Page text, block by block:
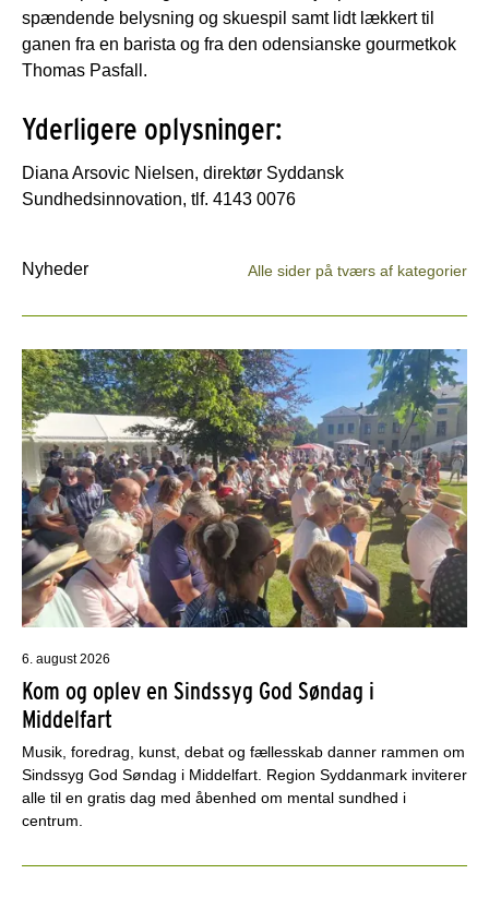
spændende belysning og skuespil samt lidt lækkert til
ganen fra en barista og fra den odensianske gourmetkok
Thomas Pasfall.
Yderligere oplysninger:
Diana Arsovic Nielsen, direktør Syddansk
Sundhedsinnovation, tlf. 4143 0076
Nyheder Alle sider på tværs af kategorier
6. august 2026
Kom og oplev en Sindssyg God Søndag i
Middelfart
Musik, foredrag, kunst, debat og fællesskab danner rammen om
Sindssyg God Søndag i Middelfart. Region Syddanmark inviterer
alle til en gratis dag med åbenhed om mental sundhed i
centrum.